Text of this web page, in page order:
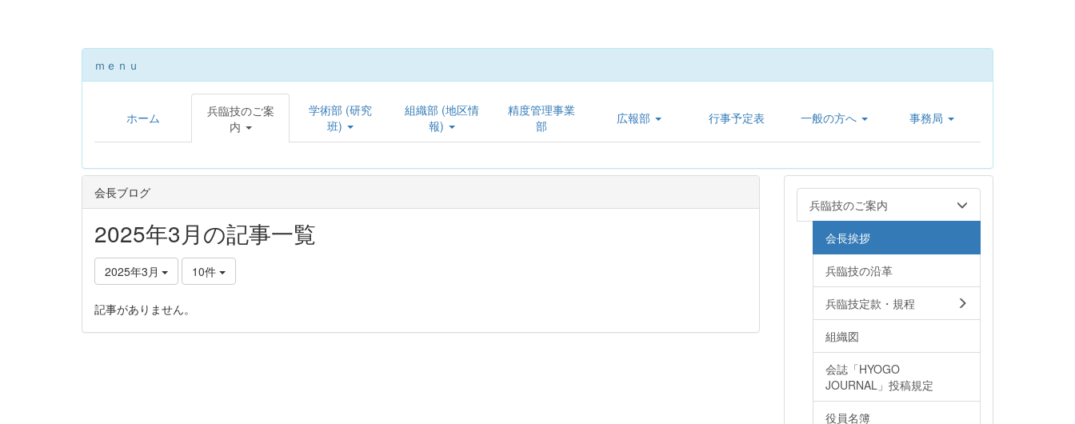
ｍｅｎｕ
ホーム
兵臨技のご案
内
学術部 (研究
班)
組織部 (地区情
報)
精度管理事業
部
広報部 行事予定表 一般の方へ 事務局
会長ブログ
2025年3月の記事一覧
2025年3月 10件
記事がありません。
兵臨技のご案内
会長挨拶
兵臨技の沿革
兵臨技定款・規程
組織図
会誌「HYOGO
JOURNAL」投稿規定
役員名簿